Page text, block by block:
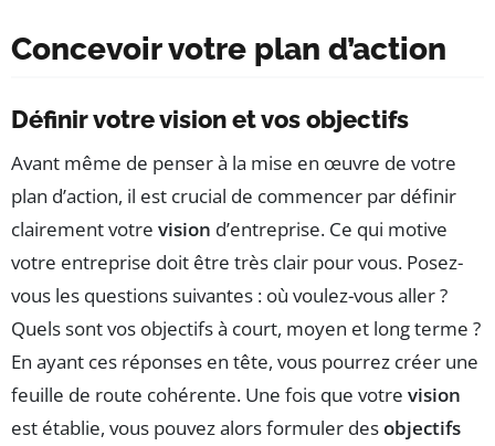
Concevoir votre plan d’action
Définir votre vision et vos objectifs
Avant même de penser à la mise en œuvre de votre
plan d’action, il est crucial de commencer par définir
clairement votre vision d’entreprise. Ce qui motive
votre entreprise doit être très clair pour vous. Posez-
vous les questions suivantes : où voulez-vous aller ?
Quels sont vos objectifs à court, moyen et long terme ?
En ayant ces réponses en tête, vous pourrez créer une
feuille de route cohérente. Une fois que votre vision
est établie, vous pouvez alors formuler desobjectifs